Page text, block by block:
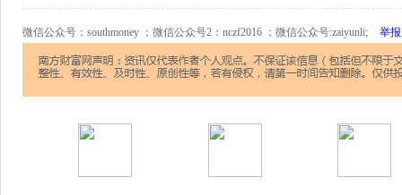
微信公众号：southmoney ；微信公众号2：nczf2016 ；微信公众号:zaiyunli; 举报